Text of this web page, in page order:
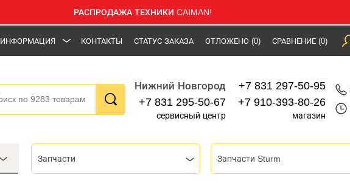
РАСПРОДАЖА ТЕХНИКИ CAIMAN!
ИНФОРМАЦИЯ КОНТАКТЫ СТАТУС ЗАКАЗА ОТЛОЖЕНО (0) СРАВНЕНИЕ (0)
Нижний Новгород
+7 831 295-50-67
сервисный центр
+7 831 297-50-95
+7 910-393-80-26
магазин
Запчасти Запчасти Sturm